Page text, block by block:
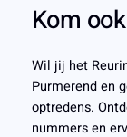
Kom
Wil jij het
Purmerend en
optredens.
nummers en